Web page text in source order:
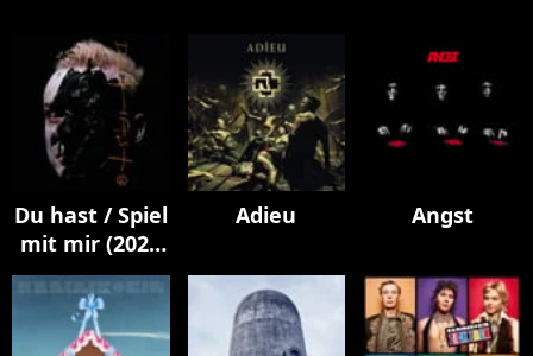
Du hast / Spiel
mit mir (2023
Mix)
Adieu Angst